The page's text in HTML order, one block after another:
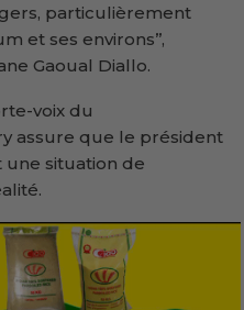
particulièrement
et ses environs’’,
Gaoual Diallo.
voix du
assure que le président
une situation de